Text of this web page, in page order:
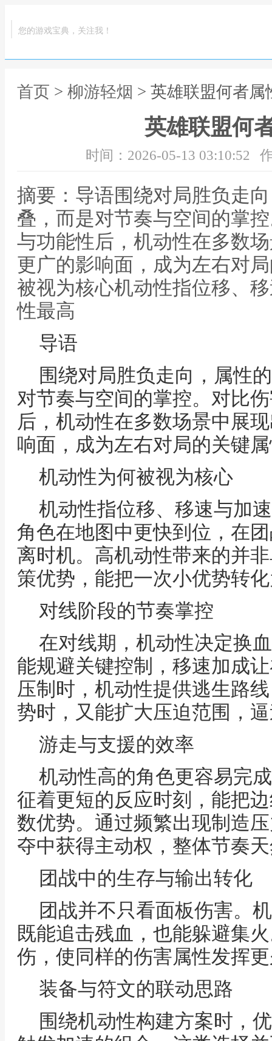
您的游戏宝典，关注我！
首页 > 柳游轻烟 > 英雄联盟何者属
英雄联盟何
时间：2026-05-13 03:10:52
摘要：导语围绕对局胜负走
叠，而是对节奏与空间的掌
与功能性后，机动性在多数
更广的影响面，成为左右对
被视为核心机动性指位移、
性最高
导语
围绕对局胜负走向，属性
对节奏与空间的掌控。对比
后，机动性在多数场景中展
响面，成为左右对局的关键
机动性为何被视为核心
机动性指位移、移速与加
角色在地图中更快到位，在
离时机。高机动性带来的并
策优势，能把一次小优势转
对线阶段的节奏掌控
在对线期，机动性决定换
能规避关键控制，移速加成
压制时，机动性提供逃生路
势时，又能扩大压迫范围，
游走与支援的效率
机动性高的角色更容易完
征着更短的反应时刻，能把
数优势。通过频繁出现制造
夺中获得主动权，整体节奏
团战中的生存与输出转化
团战并不只看面板伤害。
既能追击残血，也能躲避集
伤，使同样的伤害属性发挥
装备与符文的联动思路
围绕机动性构建方案时，